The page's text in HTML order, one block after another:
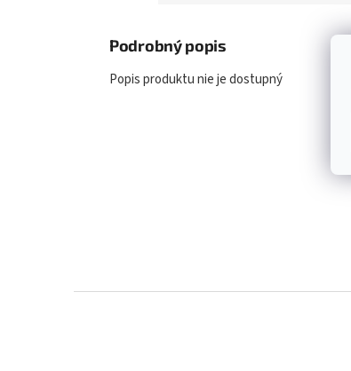
Podrobný popis
Popis produktu nie je dostupný